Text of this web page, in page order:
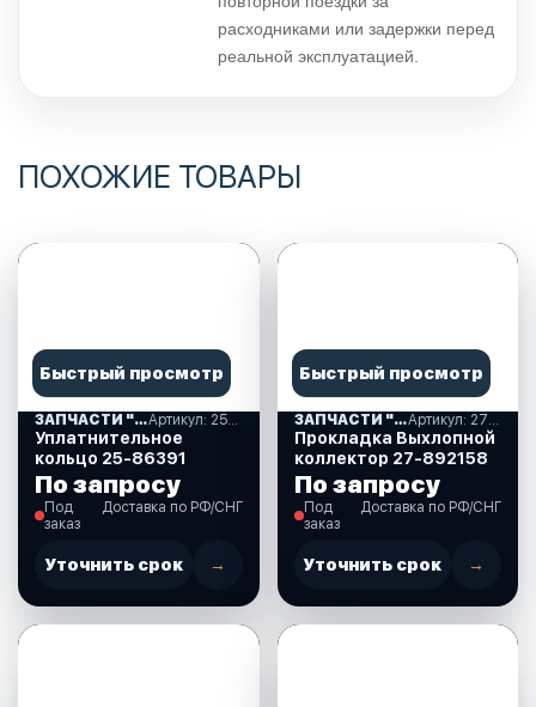
расходниками или задержки перед
реальной эксплуатацией.
ПОХОЖИЕ ТОВАРЫ
Быстрый просмотр
ЗАПЧАСТИ "MERCURY-25" США (05) Артикул: 25-86391
Уплатнительное
кольцо 25-86391
По запросу
Под
заказ
Доставка по РФ/СНГ
Уточнить срок →
Быстрый просмотр
ЗАПЧАСТИ "MERCURY-25" США (05) Артикул: 27-892158
Прокладка Выхлопной
коллектор 27-892158
По запросу
Под
заказ
Доставка по РФ/СНГ
Уточнить срок →